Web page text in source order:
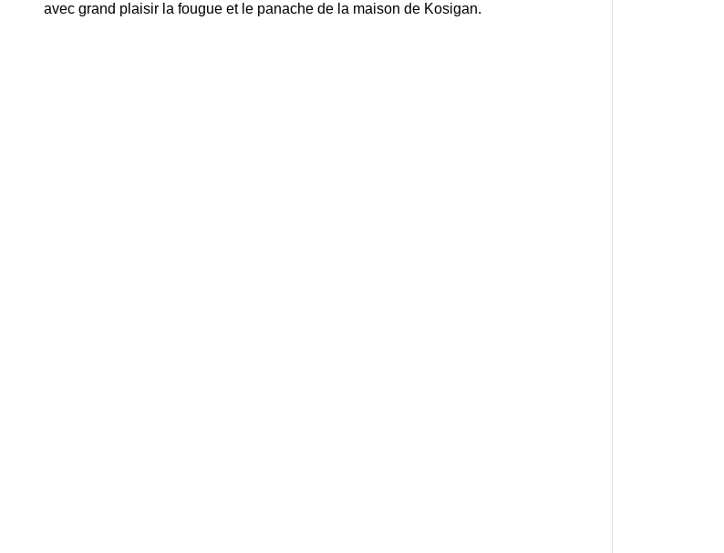
avec grand plaisir la fougue et le panache de la maison de Kosigan.